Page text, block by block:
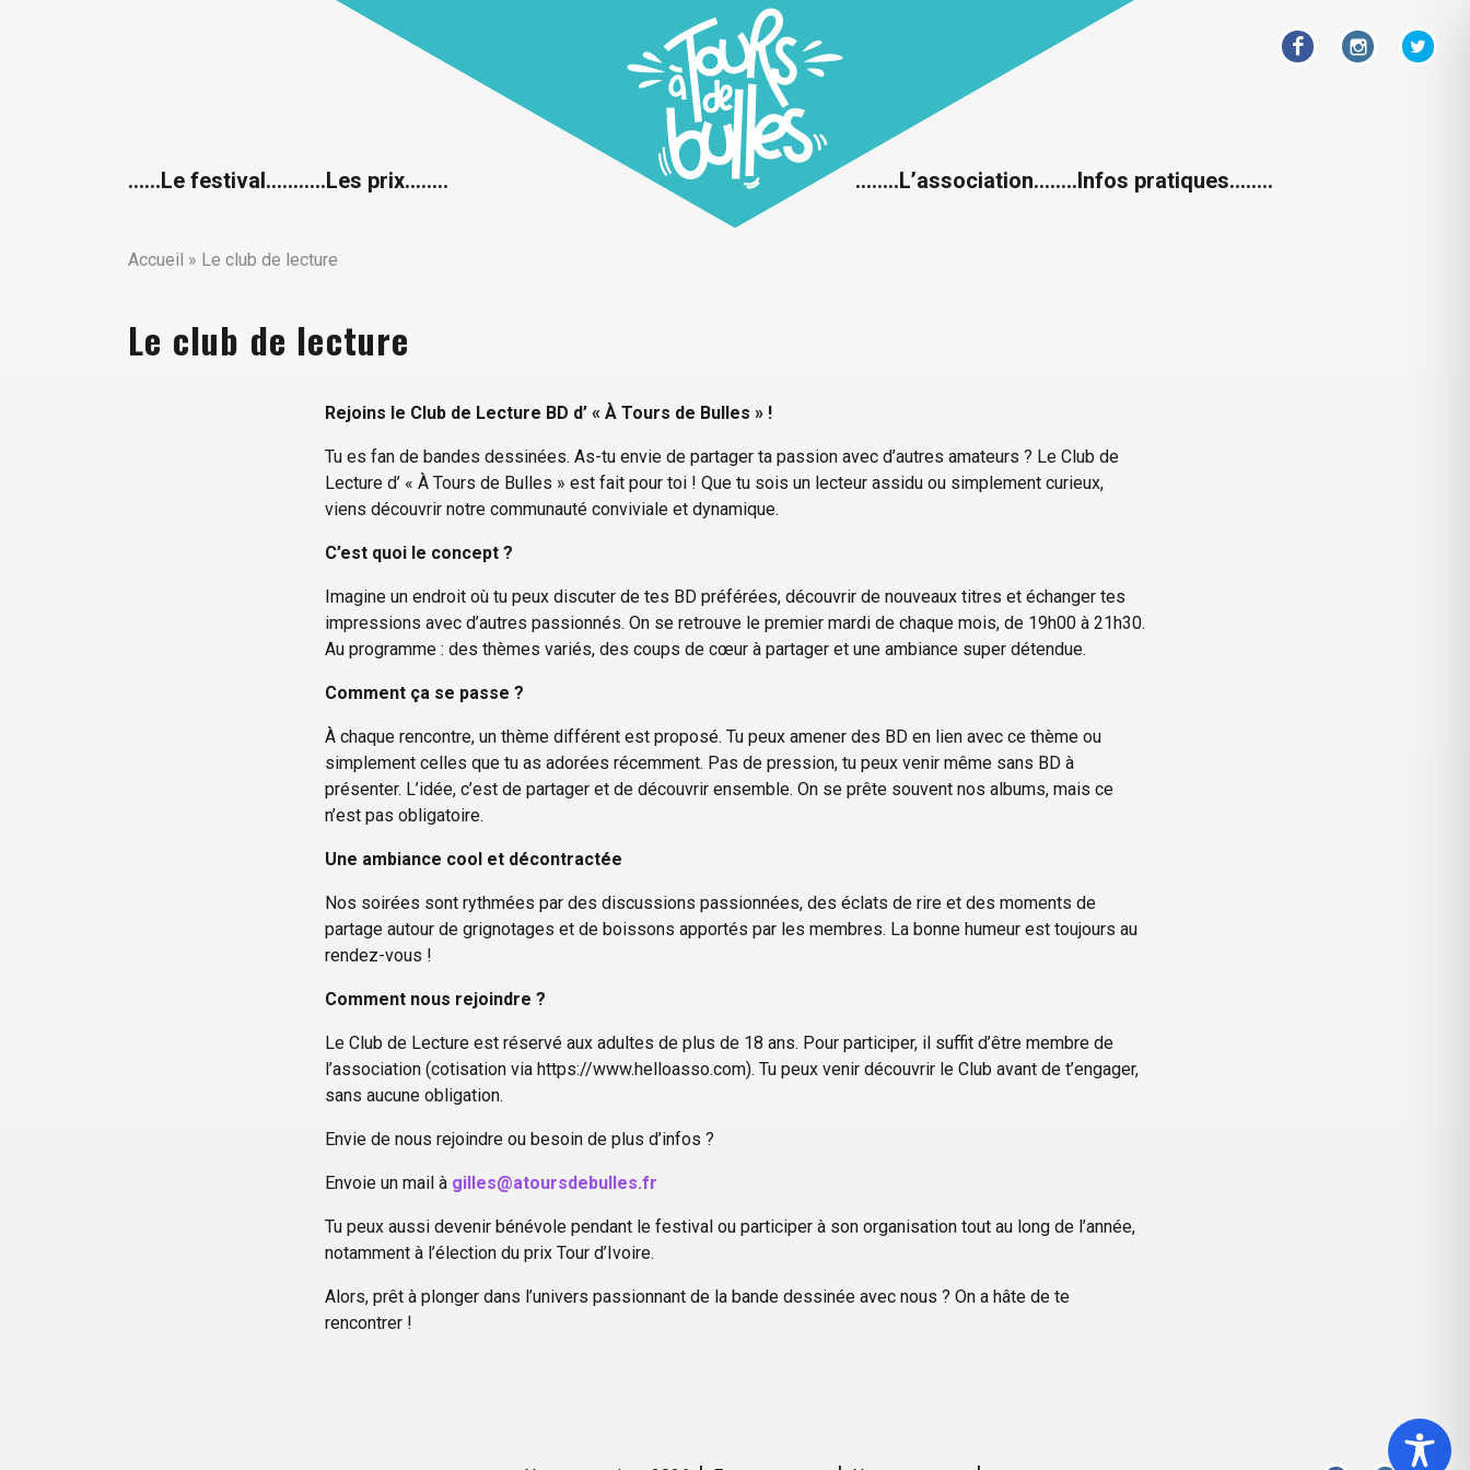
……Le festival….…….Les prix…….. ……..L’association……..Infos pratiques……..
Accueil » Le club de lecture
Le club de lecture
Rejoins le Club de Lecture BD d’ « À Tours de Bulles » !
Tu es fan de bandes dessinées. As-tu envie de partager ta passion avec d’autres amateurs ? Le Club de
Lecture d’ « À Tours de Bulles » est fait pour toi ! Que tu sois un lecteur assidu ou simplement curieux,
viens découvrir notre communauté conviviale et dynamique.
C’est quoi le concept ?
Imagine un endroit où tu peux discuter de tes BD préférées, découvrir de nouveaux titres et échanger tes
impressions avec d’autres passionnés. On se retrouve le premier mardi de chaque mois, de 19h00 à 21h30.
Au programme : des thèmes variés, des coups de cœur à partager et une ambiance super détendue.
Comment ça se passe ?
À chaque rencontre, un thème différent est proposé. Tu peux amener des BD en lien avec ce thème ou
simplement celles que tu as adorées récemment. Pas de pression, tu peux venir même sans BD à
présenter. L’idée, c’est de partager et de découvrir ensemble. On se prête souvent nos albums, mais ce
n’est pas obligatoire.
Une ambiance cool et décontractée
Nos soirées sont rythmées par des discussions passionnées, des éclats de rire et des moments de
partage autour de grignotages et de boissons apportés par les membres. La bonne humeur est toujours au
rendez-vous !
Comment nous rejoindre ?
Le Club de Lecture est réservé aux adultes de plus de 18 ans. Pour participer, il suffit d’être membre de
l’association (cotisation via https://www.helloasso.com). Tu peux venir découvrir le Club avant de t’engager,
sans aucune obligation.
Envie de nous rejoindre ou besoin de plus d’infos ?
Envoie un mail à gilles@atoursdebulles.fr
Tu peux aussi devenir bénévole pendant le festival ou participer à son organisation tout au long de l’année,
notamment à l’élection du prix Tour d’Ivoire.
Alors, prêt à plonger dans l’univers passionnant de la bande dessinée avec nous ? On a hâte de te
rencontrer !